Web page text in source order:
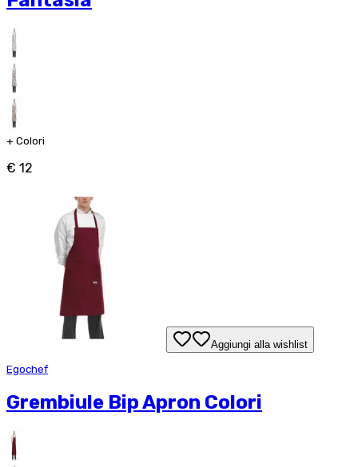
+ Colori
€ 12
Aggiungi alla wishlist
Egochef
Grembiule Bip Apron Colori